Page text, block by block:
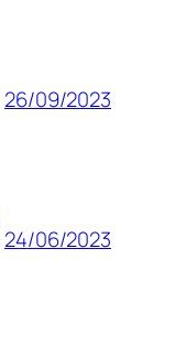
26/09/2023
24/06/2023